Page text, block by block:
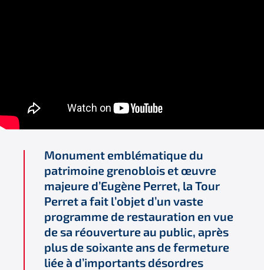
Monument emblématique du
patrimoine grenoblois et œuvre
majeure d’Eugène Perret, la Tour
Perret a fait l’objet d’un vaste
programme de restauration en vue
de sa réouverture au public, après
plus de soixante ans de fermeture
liée à d’importants désordres